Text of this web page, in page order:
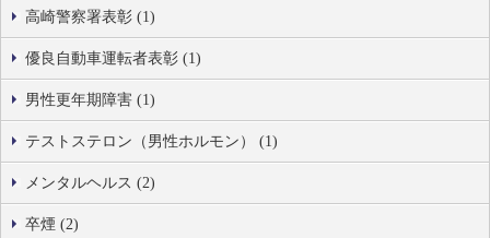
高崎警察署表彰 (1)
優良自動車運転者表彰 (1)
男性更年期障害 (1)
テストステロン（男性ホルモン） (1)
メンタルヘルス (2)
卒煙 (2)